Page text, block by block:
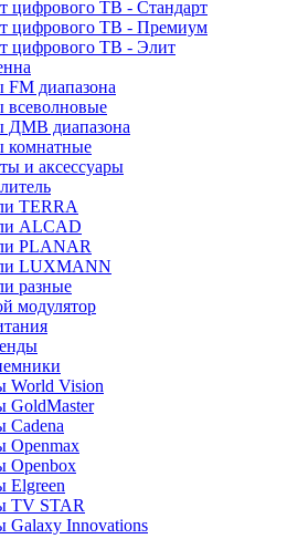
цифрового ТВ - Стандарт
цифрового ТВ - Премиум
цифрового ТВ - Элит
диапазона
всеволновые
ДМВ диапазона
комнатные
и аксессуары
TERRA
ALCAD
PLANAR
LUXMANN
разные
модулятор
World Vision
GoldMaster
Cadena
Openmax
Openbox
Elgreen
TV STAR
Galaxy Innovations